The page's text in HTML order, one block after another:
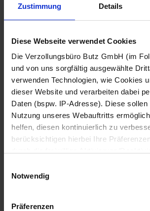
Zustimmung Details
Diese Webseite verwendet Cookies
Die Verzollungsbüro Butz GmbH (im
und von uns sorgfältig ausgewählte
verwenden Technologien, wie Cookies
dieser Website und verarbeiten dabei
Daten (bspw. IP-Adresse). Diese sollen
Nutzung unseres Webauftritts
helfen, diesen kontinuierlich zu
berücksichtigen hierbei Ihre
Einwilligung jederzeit mit Wirkung für die
oder widerrufen, indem Sie zu unserer
navigieren. Den Link hierfür finden Sie
Notwendig
Präferenzen
Brexit-Update für Händler in UK
Überblick für 2024
Der Austritt Großbritanniens aus der
Union (EU) war ein epochales
viele Veränderungen im
sorgte. Auch heute noch ist der
aktuellen Situation...
mehr erfahren